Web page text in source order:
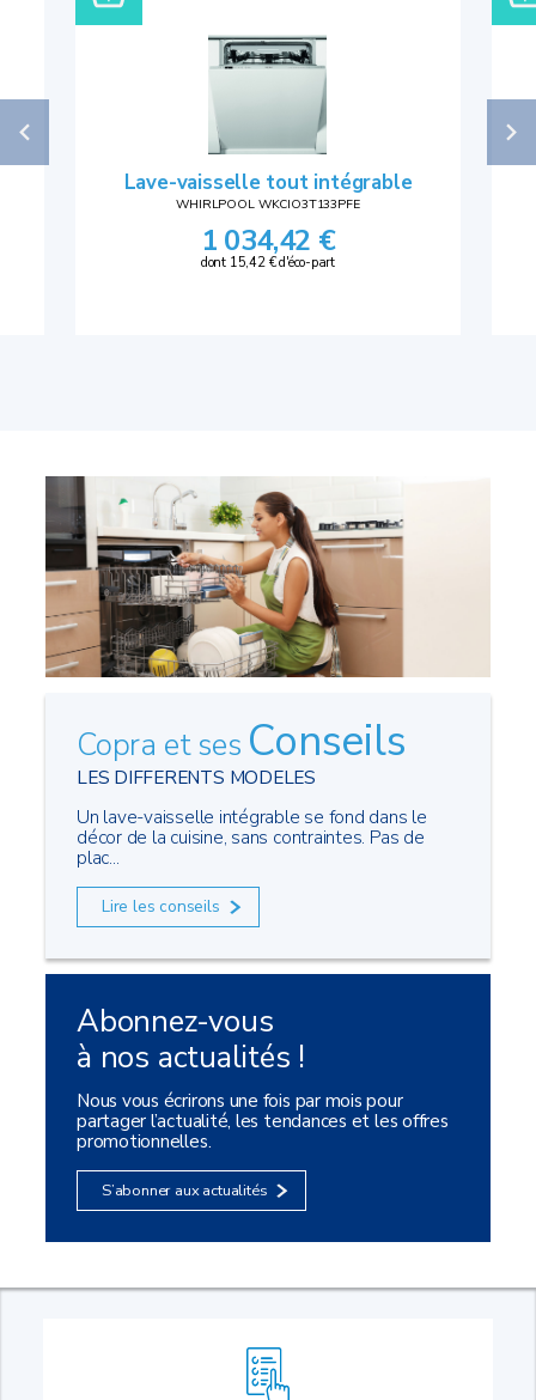
Lave-vaisselle tout intégrable
WHIRLPOOL WKCIO3T133PFE
1 034,42 €
dont 15,42 € d'éco-part
Copra et ses Conseils
LES DIFFERENTS MODELES
Un lave-vaisselle intégrable se fond dans le
décor de la cuisine, sans contraintes. Pas de
plac...
Lire les conseils
Abonnez-vous
à nos actualités !
Nous vous écrirons une fois par mois pour
partager l’actualité, les tendances et les offres
promotionnelles.
S’abonner aux actualités